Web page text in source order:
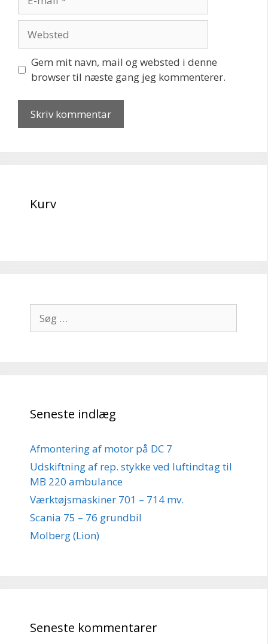
mail
Gem mit navn, mail og websted i denne
browser til næste gang jeg kommenterer.
Kurv
efter:
Seneste indlæg
Afmontering af motor på DC 7
Udskiftning af rep. stykke ved luftindtag til
MB 220 ambulance
Værktøjsmaskiner 701 – 714 mv.
Scania 75 – 76 grundbil
Molberg (Lion)
Seneste kommentarer